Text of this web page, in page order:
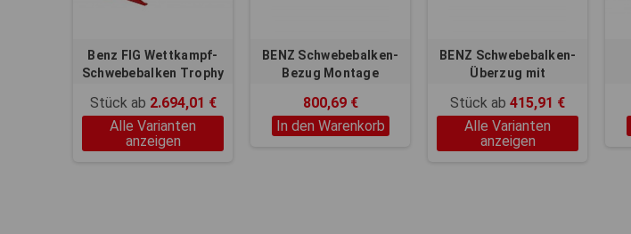
Benz FIG Wettkampf-
Schwebebalken Trophy
Stück ab 2.694,01 €
Alle Varianten
anzeigen
BENZ Schwebebalken-
Bezug Montage
800,69 €
In den Warenkorb
BENZ Schwebebalken-
Überzug mit
Stück ab 415,91 €
Alle Varianten
anzeigen